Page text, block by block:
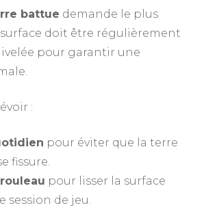
battue demande le plus
surface doit être régulièrement
pour garantir une
:
pour éviter que la terre
fissure.
pour lisser la surface
session de jeu.